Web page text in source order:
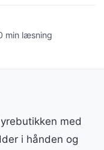
min læsning
med
i hånden og